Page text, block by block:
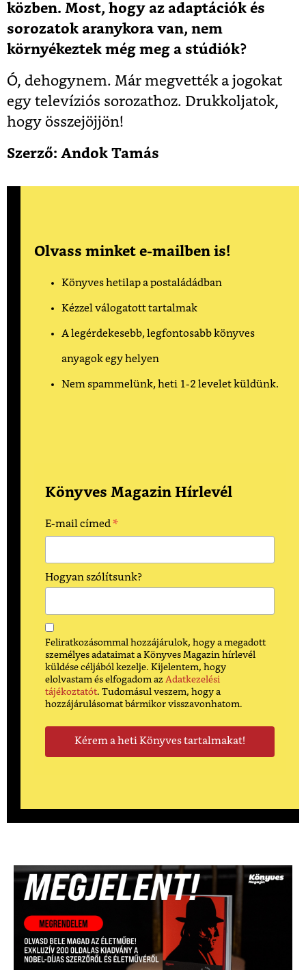
közben. Most, hogy az adaptációk és
sorozatok aranykora van, nem
környékeztek még meg a stúdiók?
Ó, dehogynem. Már megvették a jogokat
egy televíziós sorozathoz. Drukkoljatok,
hogy összejöjjön!
Szerző: Andok Tamás
Olvass minket e-mailben is!
Könyves hetilap a postaládádban
Kézzel válogatott tartalmak
A legérdekesebb, legfontosabb könyves
anyagok egy helyen
Nem spammelünk, heti 1-2 levelet küldünk.
Könyves Magazin Hírlevél
E-mail címed *
Hogyan szólítsunk?
Feliratkozásommal hozzájárulok, hogy a megadott
személyes adataimat a Könyves Magazin hírlevél
küldése céljából kezelje. Kijelentem, hogy
elolvastam és elfogadom az Adatkezelési
tájékoztatót. Tudomásul veszem, hogy a
hozzájárulásomat bármikor visszavonhatom.